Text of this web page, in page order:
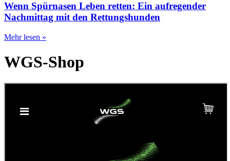
Wenn Spürnasen Leben retten: Ein aufregender
Nachmittag mit den Rettungshunden
Mehr lesen »
WGS-Shop